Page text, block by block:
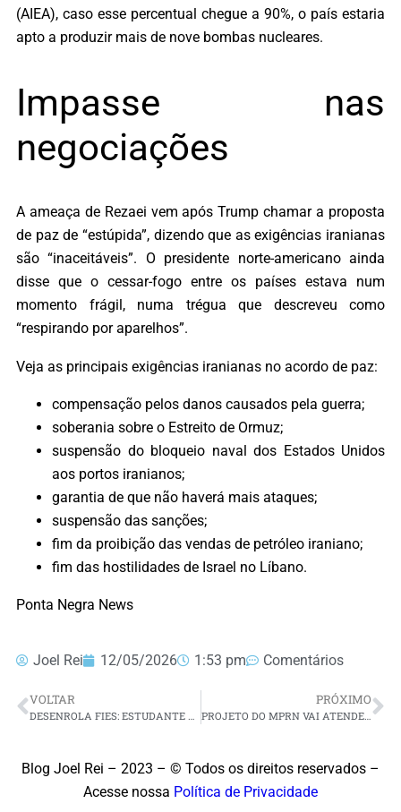
(AIEA), caso esse percentual chegue a 90%, o país estaria
apto a produzir mais de nove bombas nucleares.
Impasse nas
negociações
A ameaça de Rezaei vem após Trump chamar a proposta
de paz de “estúpida”, dizendo que as exigências iranianas
são “inaceitáveis”. O presidente norte-americano ainda
disse que o cessar-fogo entre os países estava num
momento frágil, numa trégua que descreveu como
“respirando por aparelhos”.
Veja as principais exigências iranianas no acordo de paz:
compensação pelos danos causados pela guerra;
soberania sobre o Estreito de Ormuz;
suspensão do bloqueio naval dos Estados Unidos
aos portos iranianos;
garantia de que não haverá mais ataques;
suspensão das sanções;
fim da proibição das vendas de petróleo iraniano;
fim das hostilidades de Israel no Líbano.
Ponta Negra News
Joel Rei 12/05/2026 1:53 pm Comentários
VOLTAR
DESENROLA FIES: ESTUDANTE PODE RENEGOCIAR DÍVIDA A PARTIR DESTA QUARTA (13)
PRÓXIMO
PROJETO DO MPRN VAI ATENDER ADOLESCENTES VÍTIMAS DE ABUSO SEXUAL NO RN
Blog Joel Rei – 2023 – © Todos os direitos reservados –
Acesse nossa Política de Privacidade